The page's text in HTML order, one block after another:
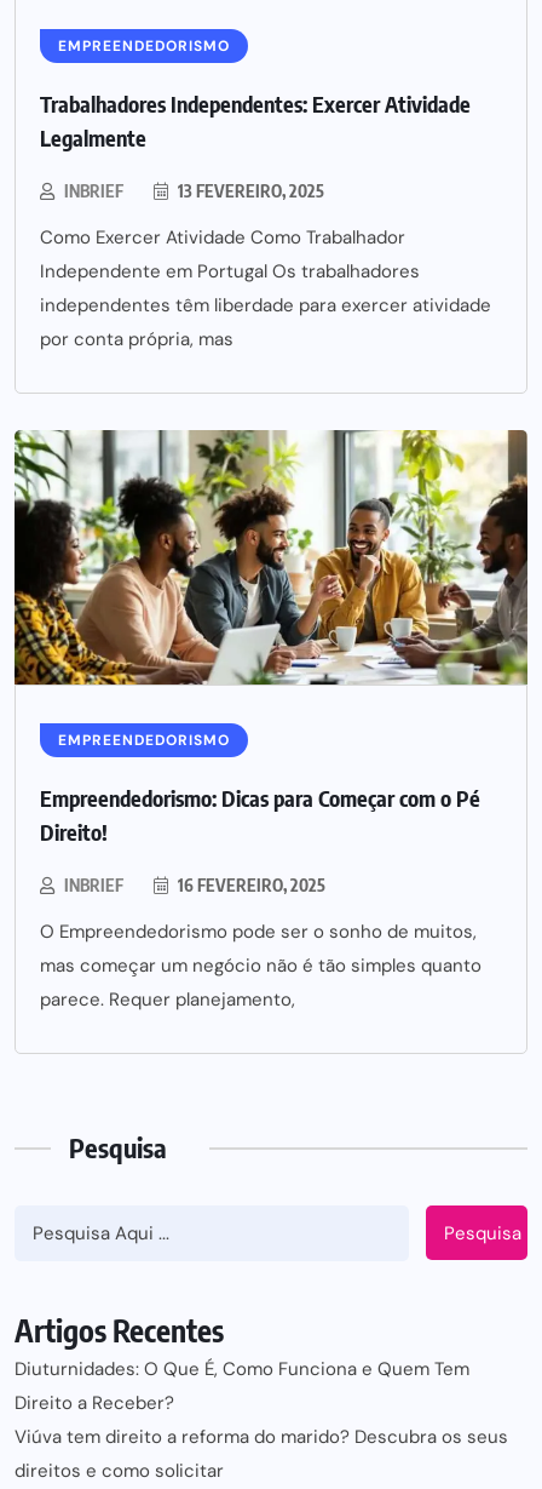
EMPREENDEDORISMO
Trabalhadores Independentes: Exercer Atividade
Legalmente
INBRIEF 13 FEVEREIRO, 2025
Como Exercer Atividade Como Trabalhador
Independente em Portugal Os trabalhadores
independentes têm liberdade para exercer atividade
por conta própria, mas
EMPREENDEDORISMO
Empreendedorismo: Dicas para Começar com o Pé
Direito!
INBRIEF 16 FEVEREIRO, 2025
O Empreendedorismo pode ser o sonho de muitos,
mas começar um negócio não é tão simples quanto
parece. Requer planejamento,
Pesquisa
Pesquisa
Artigos Recentes
Diuturnidades: O Que É, Como Funciona e Quem Tem
Direito a Receber?
Viúva tem direito a reforma do marido? Descubra os seus
direitos e como solicitar